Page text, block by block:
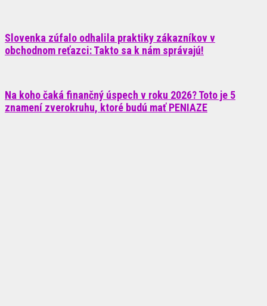
Slovenka zúfalo odhalila praktiky zákazníkov v
obchodnom reťazci: Takto sa k nám správajú!
Na koho čaká finančný úspech v roku 2026? Toto je 5
znamení zverokruhu, ktoré budú mať PENIAZE